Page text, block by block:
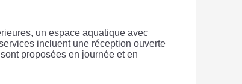
un espace aquatique avec
incluent une réception ouverte
proposées en journée et en